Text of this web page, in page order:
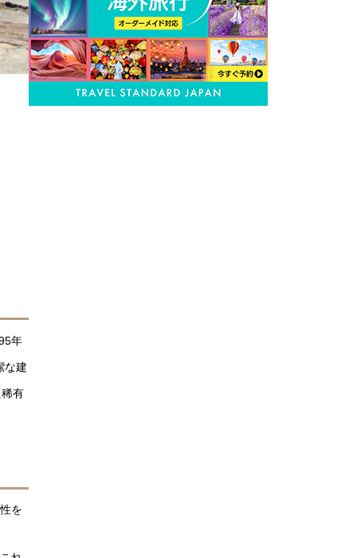
年
な建
有
を